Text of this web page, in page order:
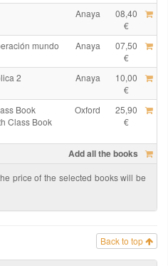
Anaya
08,40
€
mundo Anaya
07,50
€
2 Anaya
10,00
€
Book
Class Book
Oxford
25,90
€
Add all the books
price of the selected books will be
Back to top